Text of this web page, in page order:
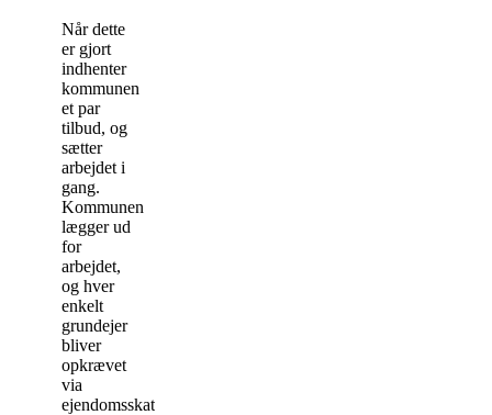
Når dette
er gjort
indhenter
kommunen
et par
tilbud, og
sætter
arbejdet i
gang.
Kommunen
lægger ud
for
arbejdet,
og hver
enkelt
grundejer
bliver
opkrævet
via
ejendomsskatten.